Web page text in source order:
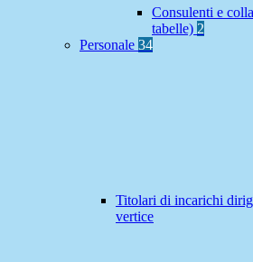
Consulenti e
tabelle) 2
Personale 34
Titolari di incarichi
vertice